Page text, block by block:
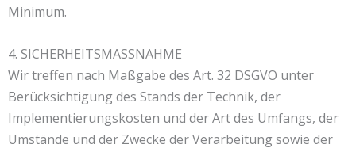
Minimum.
4. SICHERHEITSMASSNAHME
Wir treffen nach Maßgabe des Art. 32 DSGVO unter
Berücksichtigung des Stands der Technik, der
Implementierungskosten und der Art des Umfangs, der
Umstände und der Zwecke der Verarbeitung sowie der